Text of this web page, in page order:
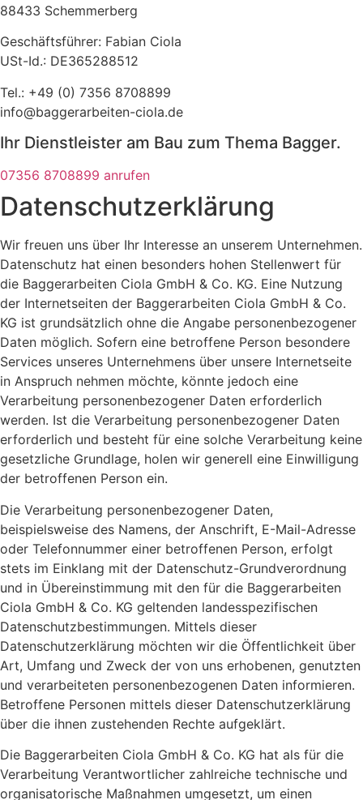
88433 Schemmerberg
Geschäftsführer: Fabian Ciola
USt-Id.: DE365288512
Tel.: +49 (0) 7356 8708899
info@baggerarbeiten-ciola.de
Ihr Dienstleister am Bau zum Thema Bagger.
07356 8708899 anrufen
Datenschutzerklärung
Wir freuen uns über Ihr Interesse an unserem Unternehmen.
Datenschutz hat einen besonders hohen Stellenwert für
die Baggerarbeiten Ciola GmbH & Co. KG. Eine Nutzung
der Internetseiten der Baggerarbeiten Ciola GmbH & Co.
KG ist grundsätzlich ohne die Angabe personenbezogener
Daten möglich. Sofern eine betroffene Person besondere
Services unseres Unternehmens über unsere Internetseite
in Anspruch nehmen möchte, könnte jedoch eine
Verarbeitung personenbezogener Daten erforderlich
werden. Ist die Verarbeitung personenbezogener Daten
erforderlich und besteht für eine solche Verarbeitung keine
gesetzliche Grundlage, holen wir generell eine Einwilligung
der betroffenen Person ein.
Die Verarbeitung personenbezogener Daten,
beispielsweise des Namens, der Anschrift, E-Mail-Adresse
oder Telefonnummer einer betroffenen Person, erfolgt
stets im Einklang mit der Datenschutz-Grundverordnung
und in Übereinstimmung mit den für die Baggerarbeiten
Ciola GmbH & Co. KG geltenden landesspezifischen
Datenschutzbestimmungen. Mittels dieser
Datenschutzerklärung möchten wir die Öffentlichkeit über
Art, Umfang und Zweck der von uns erhobenen, genutzten
und verarbeiteten personenbezogenen Daten informieren.
Betroffene Personen mittels dieser Datenschutzerklärung
über die ihnen zustehenden Rechte aufgeklärt.
Die Baggerarbeiten Ciola GmbH & Co. KG hat als für die
Verarbeitung Verantwortlicher zahlreiche technische und
organisatorische Maßnahmen umgesetzt, um einen